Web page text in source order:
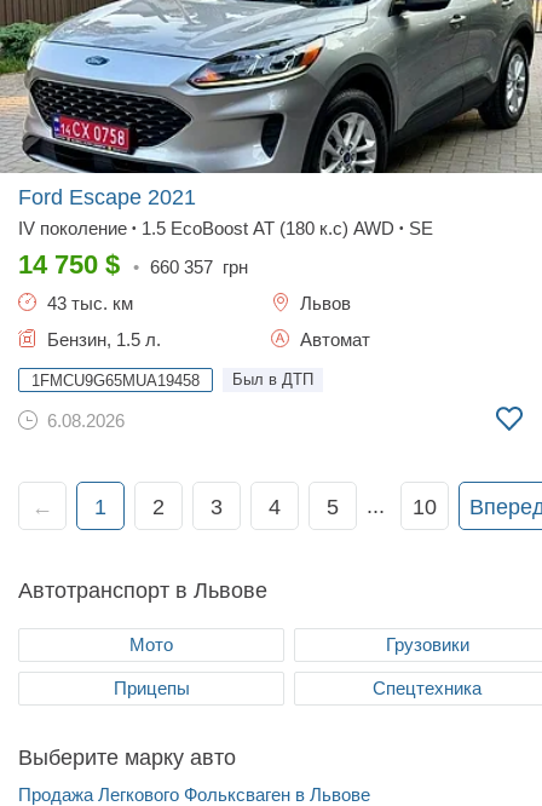
Ford Escape 2021
IV поколение • 1.5 EcoBoost AT (180 к.с) AWD • SE
14 750 $ • 660 357 грн
43 тыс. км
Львов
Бензин, 1.5 л.
Автомат
1FMCU9G65MUA19458 Был в ДТП
6.08.2026
← 1 2 3 4 5 ... 10
Автотранспорт в Львове
Мото Грузовики
Прицепы Спецтехника
Выберите марку авто
Продажа Легкового Фольксваген в Львове